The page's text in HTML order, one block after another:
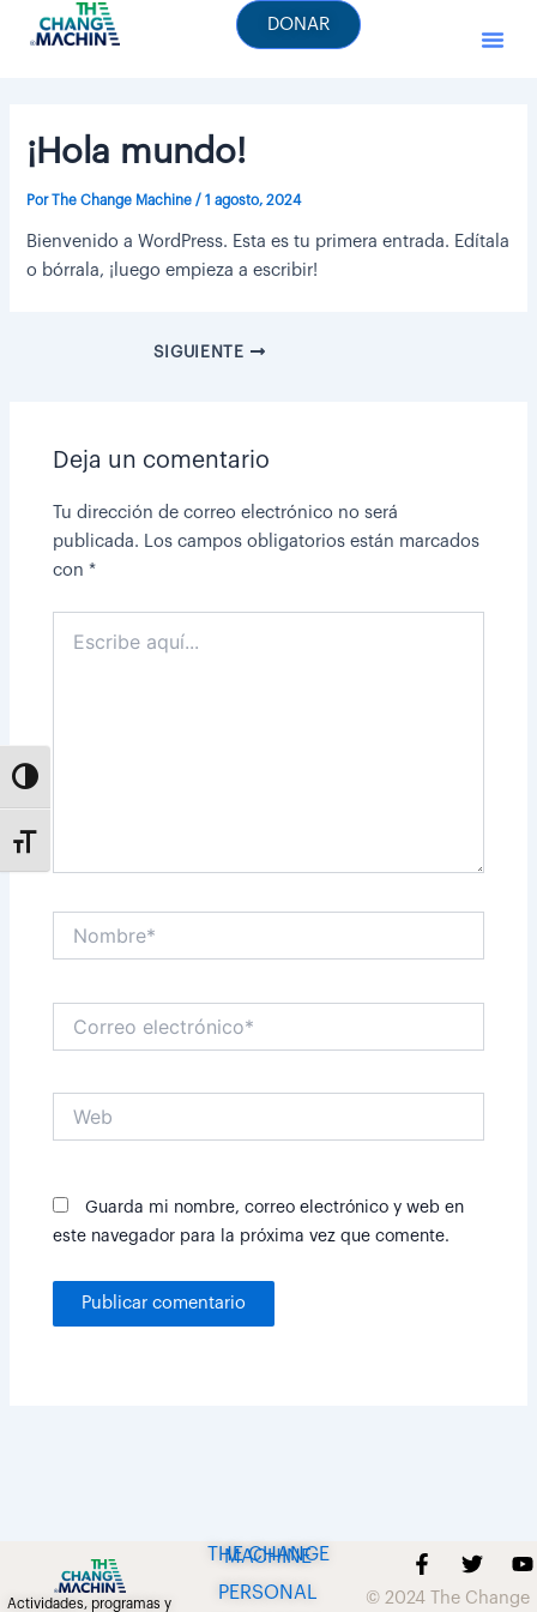
Alternar alto contraste
Alternar tamaño de letra
DONAR
¡Hola mundo!
PorThe Change Machine/1 agosto, 2024
Bienvenido a WordPress. Esta es tu primera entrada. Edítala
o bórrala, ¡luego empieza a escribir!
SIGUIENTE
Deja un comentario
Tu dirección de correo electrónico no será
publicada. Los campos obligatorios están marcados
con*
aquí...
electrónico*
Guarda mi nombre, correo electrónico y web en
este navegador para la próxima vez que comente.
Actividades, programas y
THE CHANGE MACHINE
PERSONAL
F
c
T
w
i
Y
u
© 2024 The Change